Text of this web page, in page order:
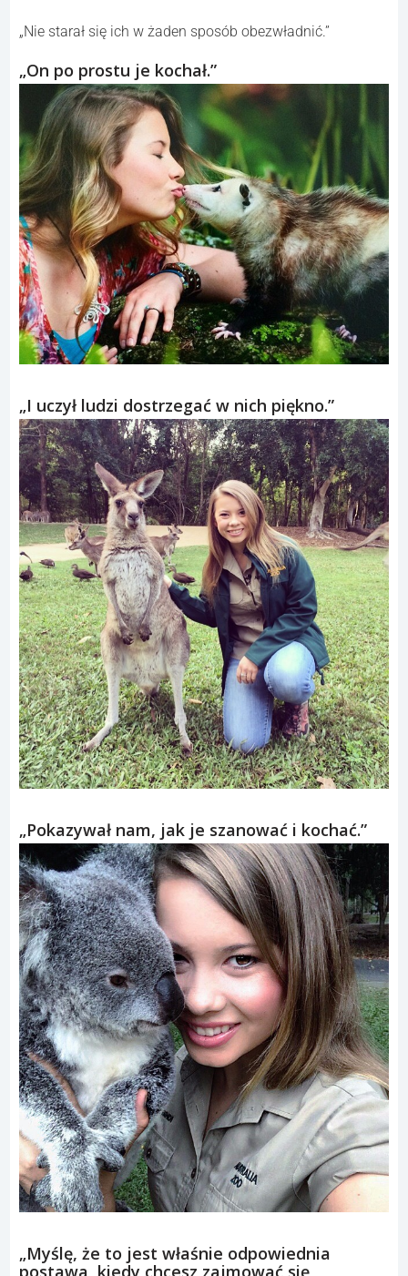
„Nie starał się ich w żaden sposób obezwładnić.”
„On po prostu je kochał.”
„I uczył ludzi dostrzegać w nich piękno.”
„Pokazywał nam, jak je szanować i kochać.”
„Myślę, że to jest właśnie odpowiednia